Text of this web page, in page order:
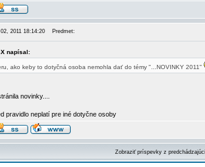
2011 18:14:20 Predmet:
napísal:
ako keby to dotyčná osoba nemohla dať do témy "...NOVINKY 2011"
novinky....
pravidlo neplatí pre iné dotyčne osoby
Zobraziť príspevky z